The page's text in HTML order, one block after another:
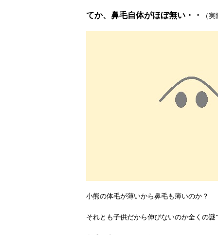
てか、鼻毛自体がほぼ無い・・
（
小熊の体毛が薄いから鼻毛も薄いのか？
それとも子供だから伸びないのか全くの謎